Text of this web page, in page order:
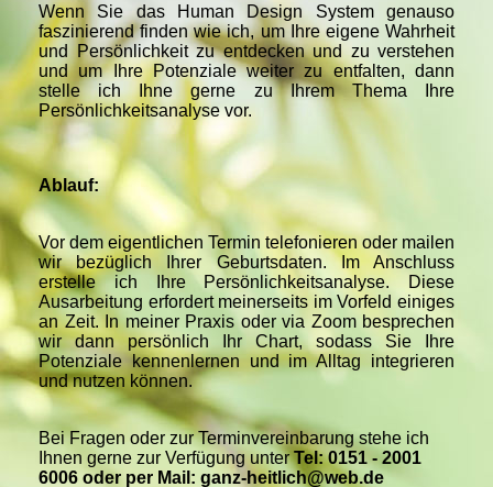
Wenn Sie das Human Design System genauso
faszinierend finden wie ich, um Ihre eigene Wahrheit
und Persönlichkeit zu entdecken und zu verstehen
und um Ihre Potenziale weiter zu entfalten, dann
stelle ich Ihne gerne zu Ihrem Thema Ihre
Persönlichkeitsanalyse vor.
Ablauf:
Vor dem eigentlichen Termin telefonieren oder mailen
wir bezüglich Ihrer Geburtsdaten. Im Anschluss
erstelle ich Ihre Persönlichkeitsanalyse. Diese
Ausarbeitung erfordert meinerseits im Vorfeld einiges
an Zeit. In meiner Praxis oder via Zoom besprechen
wir dann persönlich Ihr Chart, sodass Sie Ihre
Potenziale kennenlernen und im Alltag integrieren
und nutzen können.
Bei Fragen oder zur Terminvereinbarung stehe ich
Ihnen gerne zur Verfügung unterTel: 0151 - 2001
6006 oder per Mail: ganz-heitlich@web.de